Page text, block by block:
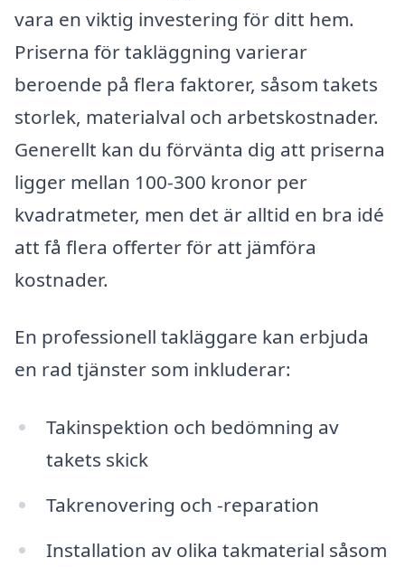
vara en viktig investering för ditt hem.
Priserna för takläggning varierar
beroende på flera faktorer, såsom takets
storlek, materialval och arbetskostnader.
Generellt kan du förvänta dig att priserna
ligger mellan 100-300 kronor per
kvadratmeter, men det är alltid en bra idé
att få flera offerter för att jämföra
kostnader.
En professionell takläggare kan erbjuda
en rad tjänster som inkluderar:
Takinspektion och bedömning av
takets skick
Takrenovering och -reparation
Installation av olika takmaterial såsom